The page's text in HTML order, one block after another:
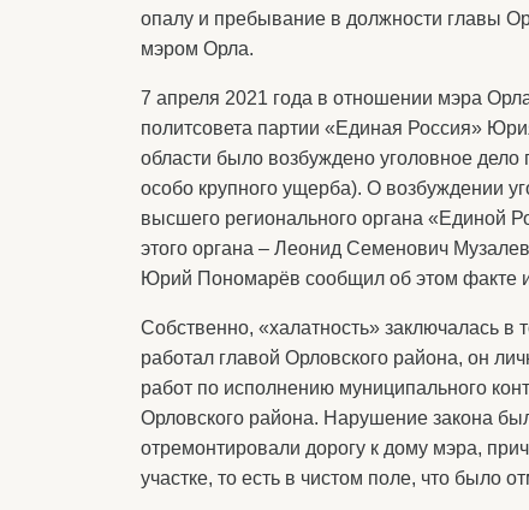
опалу и пребывание в должности главы
мэром Орла.
7 апреля 2021 года в отношении мэра
политсовета партии «Единая Россия»
области было возбуждено уголовное дело
особо крупного ущерба). О возбуждении
высшего регионального органа «Единой
этого органа – Леонид Семенович
Юрий Пономарёв сообщил об этом факте
Собственно, «халатность» заключалась в
работал главой Орловского района, он
работ по исполнению муниципального
Орловского района. Нарушение закона
отремонтировали дорогу к дому мэра,
участке, то есть в чистом поле, что было